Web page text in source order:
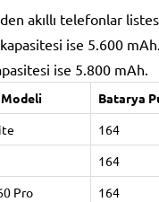
akıllı telefonlar
ise 5.600
ise 5.800 mAh.
Batarya
164
164
Pro
164